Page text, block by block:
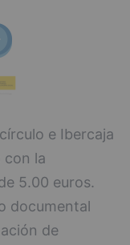
e Ibercaja
con la
5.00 euros.
documental
de